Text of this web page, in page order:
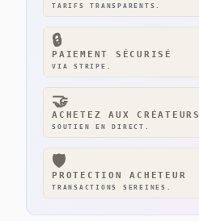
TARIFS TRANSPARENTS.
🔒
PAIEMENT SÉCURISÉ
VIA STRIPE.
🤝
ACHETEZ AUX CRÉATEURS
SOUTIEN EN DIRECT.
🛡️
PROTECTION ACHETEUR
TRANSACTIONS SEREINES.